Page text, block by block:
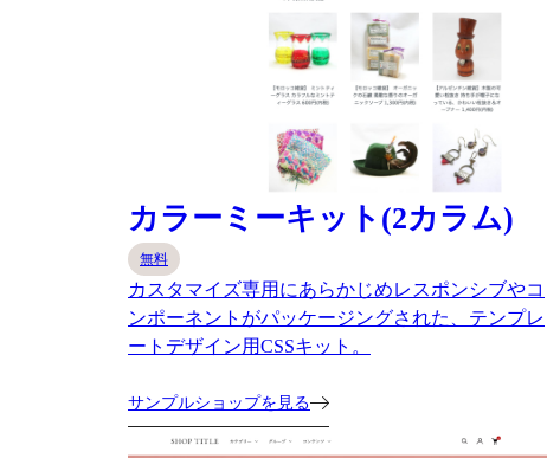
カラーミーキット(2カラム)
無料
カスタマイズ専用にあらかじめレスポンシブやコ
ンポーネントがパッケージングされた、テンプレ
ートデザイン用CSSキット。
サンプルショップを見る